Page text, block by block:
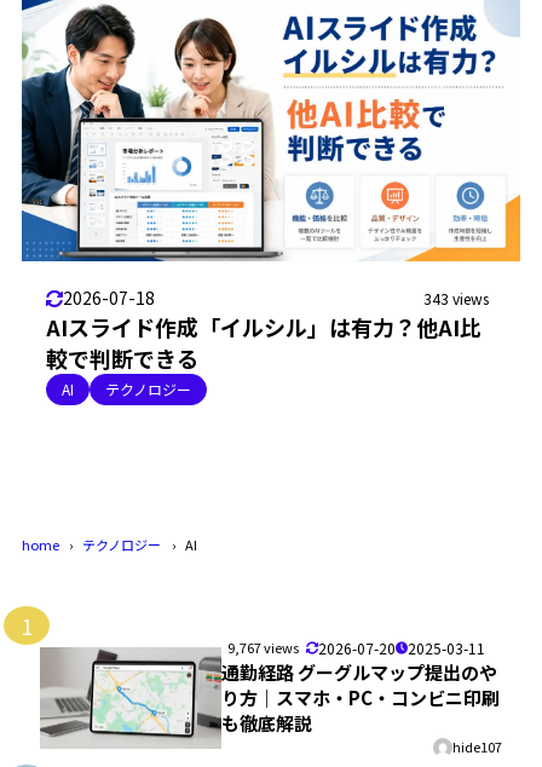
2026-07-18 343 views
AIスライド作成「イルシル」は有力？他AI比
較で判断できる
AI テクノロジー
home テクノロジー AI
1
9,767 views 2026-07-20 2025-03-11
通勤経路 グーグルマップ提出のや
り方｜スマホ・PC・コンビニ印刷
も徹底解説
hide107